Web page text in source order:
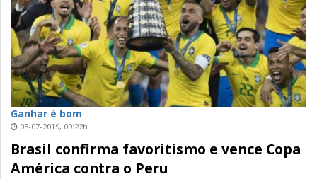
Ganhar é bom
08-07-2019, 09:22h
Brasil confirma favoritismo e vence Copa
América contra o Peru